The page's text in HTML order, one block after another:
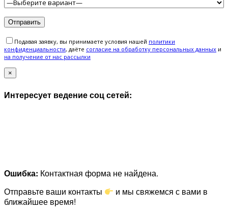
Подавая заявку, вы принимаете условия нашей политики
конфиденциальности, даёте cогласие на обработку персональных данных и
на получение от нас рассылки
×
Интересует ведение соц сетей:
Ошибка: Контактная форма не найдена.
Отправьте ваши контакты
и мы свяжемся с вами в
ближайшее время!